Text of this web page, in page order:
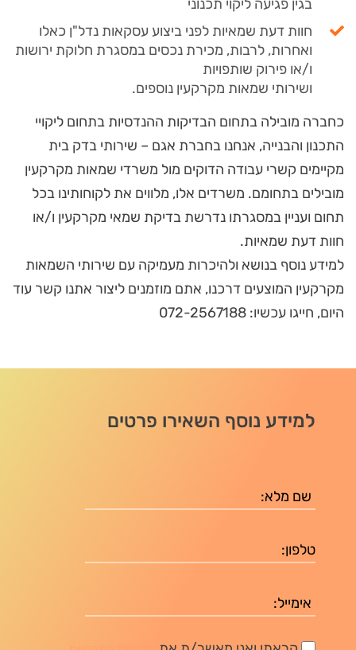
בגין פגיעה ליקוי תכנוני
חוות דעת שמאיות לפני ביצוע עסקאות נדל"ן כאלו
ואחרות, לרבות, מכירת נכסים במסגרת חלוקת ירושות
ו/או פירוק שותפויות
ושירותי שמאות מקרקעין נוספים.
כחברה מובילה בתחום הבדיקות ההנדסיות בתחום ליקויי
התכנון והבנייה, אנחנו בחברת אגם – שירותי בדק בית
מקיימים קשרי עבודה הדוקים מול משרדי שמאות מקרקעין
מובילים בתחומם. משרדים אלו, מלווים את לקוחותינו בכל
תחום ועניין במסגרתו נדרשת בדיקת שמאי מקרקעין ו/או
חוות דעת שמאיות.
למידע נוסף בנושא ולהיכרות מעמיקה עם שירותי השמאות
מקרקעין המוצעים דרכנו, אתם מוזמנים ליצור אתנו קשר עוד
היום, חייגו עכשיו: 072-2567188
למידע נוסף השאירו פרטים